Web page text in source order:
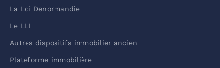
La Loi Denormandie
Le LLI
Autres dispositifs immobilier ancien
Plateforme immobilière